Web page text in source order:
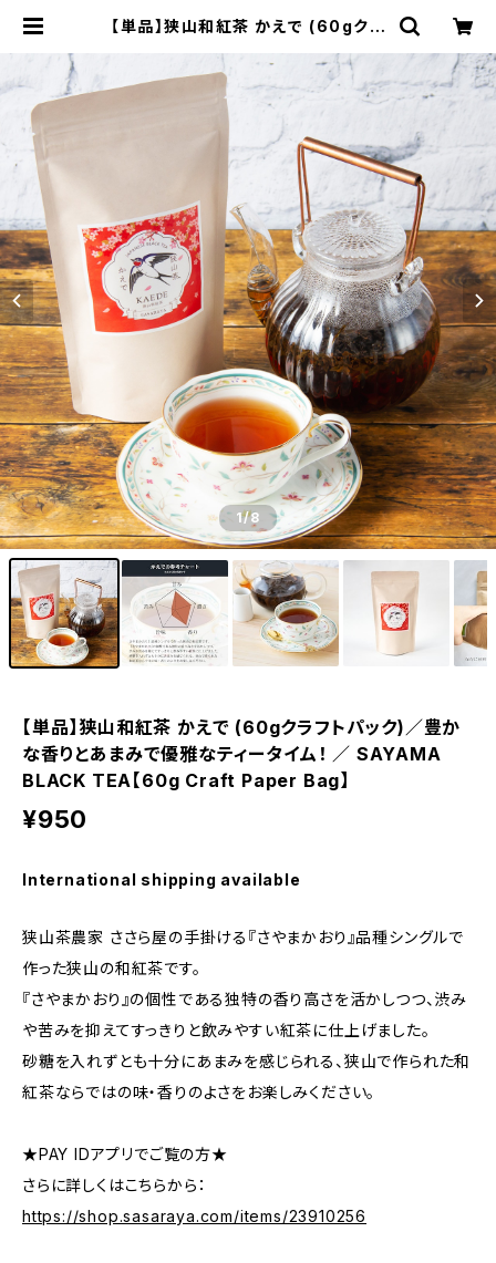
【単品】狭山和紅茶 かえで (60gクラ
雅なティータイム！ ／ SAYAMA BL
ACK TEA【60g Craft Paper Ba
g】 | 狭山茶農家 ささら屋（Japanes
e Tea Farmer SASARAYA）
1/8
【単品】狭山和紅茶 かえで (60gクラフトパック)／豊か
な香りとあまみで優雅なティータイム！ ／ SAYAMA
BLACK TEA【60g Craft Paper Bag】
¥950
International shipping available
狭山茶農家 ささら屋の手掛ける『さやまかおり』品種シングルで
作った狭山の和紅茶です。
『さやまかおり』の個性である独特の香り高さを活かしつつ、渋み
や苦みを抑えてすっきりと飲みやすい紅茶に仕上げました。
砂糖を入れずとも十分にあまみを感じられる、狭山で作られた和
紅茶ならではの味・香りのよさをお楽しみください。
★PAY IDアプリでご覧の方★
さらに詳しくはこちらから：
https://shop.sasaraya.com/items/23910256